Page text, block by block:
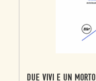
DUE VIVI E UN MORTO